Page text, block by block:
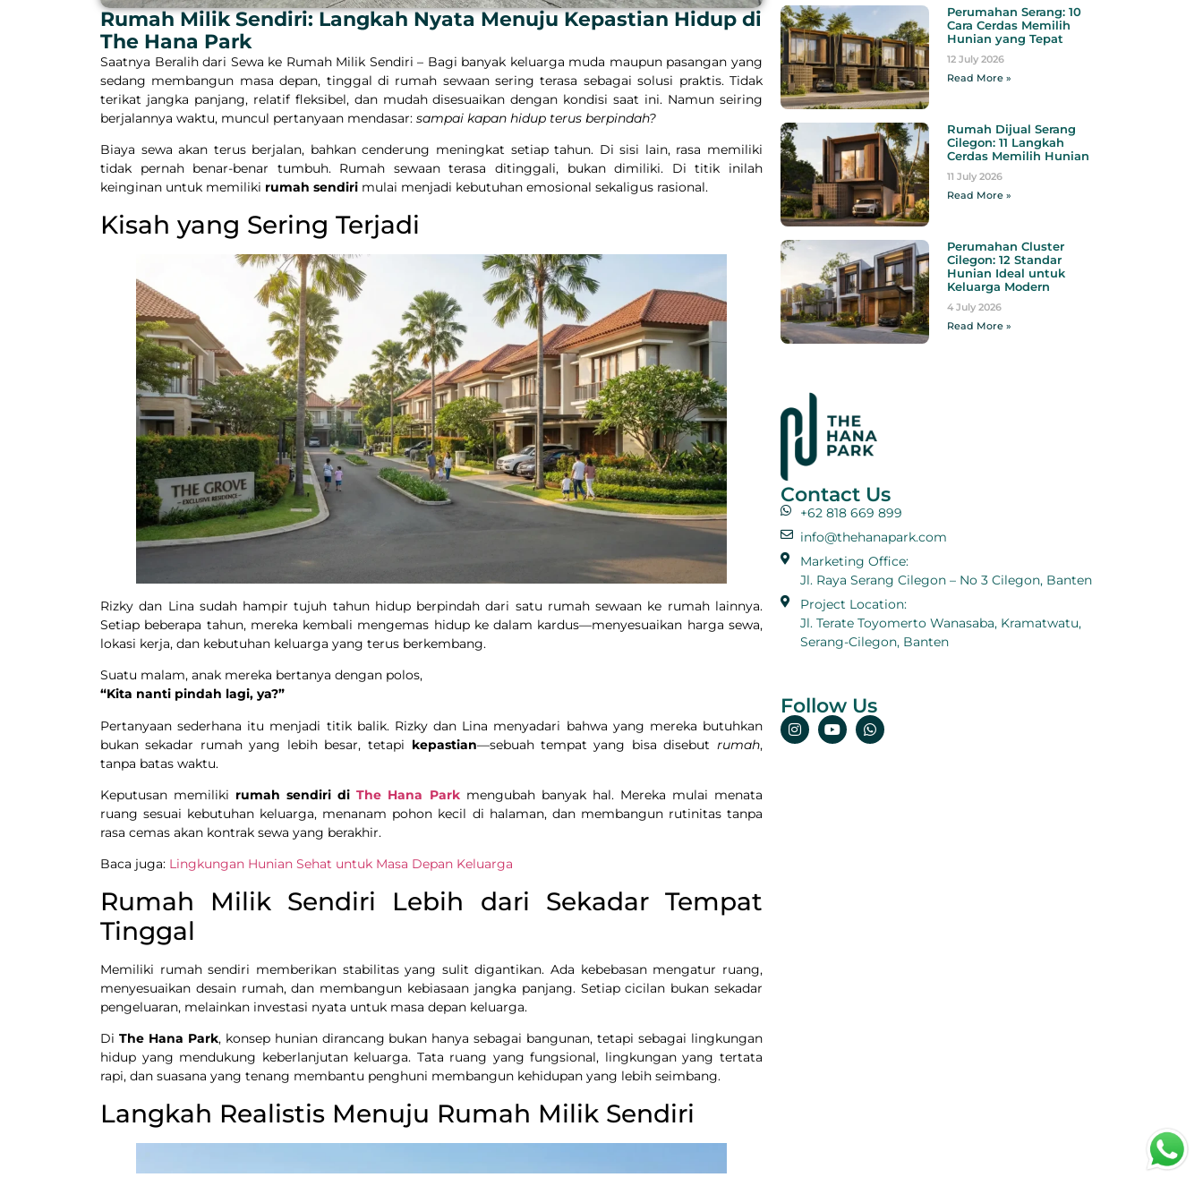
Rumah Milik Sendiri: Langkah Nyata Menuju Kepastian Hidup di
The Hana Park
Saatnya Beralih dari Sewa ke Rumah Milik Sendiri – Bagi banyak keluarga muda maupun pasangan yang
sedang membangun masa depan, tinggal di rumah sewaan sering terasa sebagai solusi praktis. Tidak
terikat jangka panjang, relatif fleksibel, dan mudah disesuaikan dengan kondisi saat ini. Namun seiring
berjalannya waktu, muncul pertanyaan mendasar: sampai kapan hidup terus berpindah?
Biaya sewa akan terus berjalan, bahkan cenderung meningkat setiap tahun. Di sisi lain, rasa memiliki
tidak pernah benar-benar tumbuh. Rumah sewaan terasa ditinggali, bukan dimiliki. Di titik inilah
keinginan untuk memiliki rumah sendiri mulai menjadi kebutuhan emosional sekaligus rasional.
Kisah yang Sering Terjadi
Rizky dan Lina sudah hampir tujuh tahun hidup berpindah dari satu rumah sewaan ke rumah lainnya.
Setiap beberapa tahun, mereka kembali mengemas hidup ke dalam kardus—menyesuaikan harga sewa,
lokasi kerja, dan kebutuhan keluarga yang terus berkembang.
Suatu malam, anak mereka bertanya dengan polos,
“Kita nanti pindah lagi, ya?”
Pertanyaan sederhana itu menjadi titik balik. Rizky dan Lina menyadari bahwa yang mereka butuhkan
bukan sekadar rumah yang lebih besar, tetapi kepastian—sebuah tempat yang bisa disebut rumah,
tanpa batas waktu.
Keputusan memiliki rumah sendiri diThe Hana Parkmengubah banyak hal. Mereka mulai menata
ruang sesuai kebutuhan keluarga, menanam pohon kecil di halaman, dan membangun rutinitas tanpa
rasa cemas akan kontrak sewa yang berakhir.
Baca juga: Lingkungan Hunian Sehat untuk Masa Depan Keluarga
Rumah Milik Sendiri Lebih dari Sekadar Tempat
Tinggal
Memiliki rumah sendiri memberikan stabilitas yang sulit digantikan. Ada kebebasan mengatur ruang,
menyesuaikan desain rumah, dan membangun kebiasaan jangka panjang. Setiap cicilan bukan sekadar
pengeluaran, melainkan investasi nyata untuk masa depan keluarga.
Di The Hana Park, konsep hunian dirancang bukan hanya sebagai bangunan, tetapi sebagai lingkungan
hidup yang mendukung keberlanjutan keluarga. Tata ruang yang fungsional, lingkungan yang tertata
rapi, dan suasana yang tenang membantu penghuni membangun kehidupan yang lebih seimbang.
Langkah Realistis Menuju Rumah Milik Sendiri
Perumahan Serang: 10
Cara Cerdas Memilih
Hunian yang Tepat
12 July 2026
Read More »
Rumah Dijual Serang
Cilegon: 11 Langkah
Cerdas Memilih Hunian
11 July 2026
Read More »
Perumahan Cluster
Cilegon: 12 Standar
Hunian Ideal untuk
Keluarga Modern
4 July 2026
Read More »
Contact Us
+62 818 669 899
info@thehanapark.com
Marketing Office:
Jl. Raya Serang Cilegon – No 3 Cilegon, Banten
Project Location:
Jl. Terate Toyomerto Wanasaba, Kramatwatu,
Serang-Cilegon, Banten
Follow Us